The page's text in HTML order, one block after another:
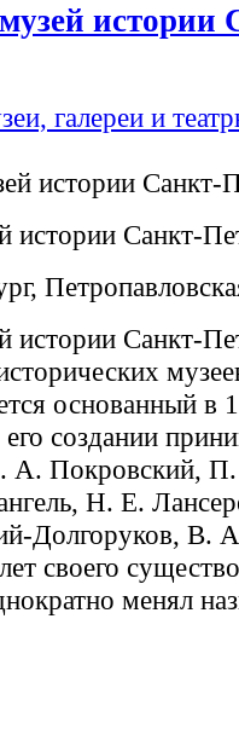
истории
галереи и
истории Санкт-
истории Санкт-
основанный в
создании
А. Покровский,
Н. Е.
Долгоруков, В.
своего
менял